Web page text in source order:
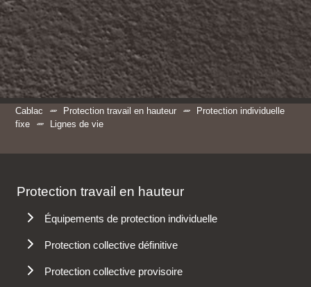
Cablac Protection travail en hauteur
Protection individuelle
fixe
Lignes de vie
Protection travail en hauteur
Équipements de protection individuelle
Antichutes
Protection collective définitive
Échelle à crinoline
Protection collective provisoire